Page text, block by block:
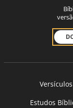
Versículos
Estudos